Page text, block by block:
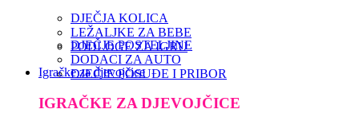
DJEČJA KOLICA
LEŽALJKE ZA BEBE
PODLOGE ZA IGRU
DJEČJE POSTELJINE
DODACI ZA AUTO
DJEČJE POSUĐE I PRIBOR
Igračke za djevojčice
IGRAČKE ZA DJEVOJČICE